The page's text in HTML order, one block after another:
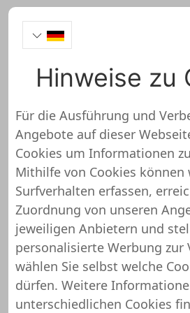
https://verlocke.de/
Verlocke Extensions
nicht überprüft und
Über diesen Shop oder
noch keine detaillierten
Das bedeutet, dass
unserem Support-Team
Hinweise zu
Für die Ausführung und
Angebote auf dieser
Cookies um Informationen
Mithilfe von Cookies können
Surfverhalten erfassen,
Zuordnung von unseren
jeweiligen Anbietern und
personalisierte Werbung zur
wählen Sie selbst welche
dürfen. Weitere
unterschiedlichen Cookies